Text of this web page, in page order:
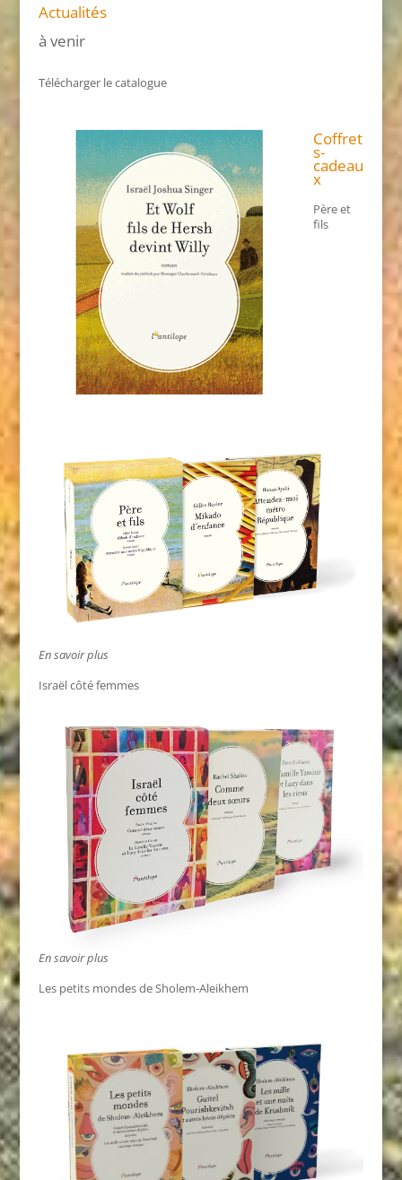
Actualités
à venir
Télécharger le catalogue
Coffret
s-
cadeau
x
Père et
fils
En savoir plus
Israël côté femmes
En savoir plus
Les petits mondes de Sholem-Aleikhem